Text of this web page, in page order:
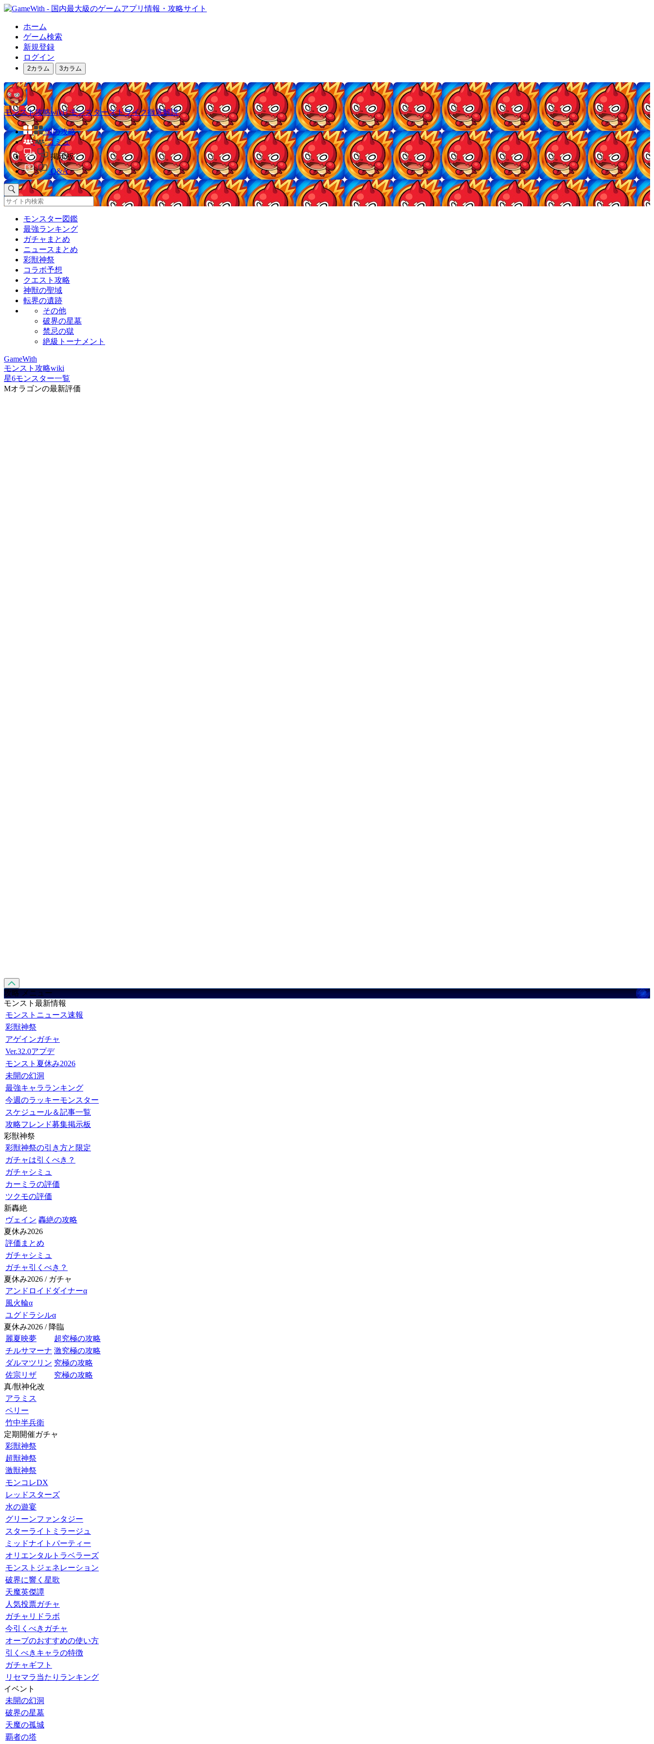
ホーム
ゲーム検索
新規登録
ログイン
2カラム 3カラム
モンスト攻略wiki | モンスターストライク徹底解説
他の攻略
コミュ
掲示板
Q&A
モンスター図鑑
最強ランキング
ガチャまとめ
ニュースまとめ
彩獣神祭
コラボ予想
クエスト攻略
神獣の聖域
転界の遺跡
その他
破界の星墓
禁忌の獄
絶級トーナメント
GameWith
モンスト攻略wiki
星6モンスター一覧
Mオラゴンの最新評価
攻略 メニュー
モンスト最新情報
モンストニュース速報
彩獣神祭
アゲインガチャ
Ver.32.0アプデ
モンスト夏休み2026
未開の幻洞
最強キャラランキング
今週のラッキーモンスター
スケジュール＆記事一覧
攻略フレンド募集掲示板
彩獣神祭
彩獣神祭の引き方と限定
ガチャは引くべき？
ガチャシミュ
カーミラの評価
ツクモの評価
新轟絶
ヴェイン 轟絶の攻略
夏休み2026
評価まとめ
ガチャシミュ
ガチャ引くべき？
夏休み2026 / ガチャ
アンドロイドダイナーα
風火輪α
ユグドラシルα
夏休み2026 / 降臨
麗夏映夢
超究極の攻略
チルサマーナ 激究極の攻略
ダルマツリン 究極の攻略
佐宗リザ
究極の攻略
真/獣神化改
アラミス
ペリー
竹中半兵衛
定期開催ガチャ
彩獣神祭
超獣神祭
激獣神祭
モンコレDX
レッドスターズ
水の遊宴
グリーンファンタジー
スターライトミラージュ
ミッドナイトパーティー
オリエンタルトラベラーズ
モンストジェネレーション
破界に響く星歌
天魔英傑譚
人気投票ガチャ
ガチャリドラボ
今引くべきガチャ
オーブのおすすめの使い方
引くべきキャラの特徴
ガチャギフト
リセマラ当たりランキング
イベント
未開の幻洞
破界の星墓
天魔の孤城
覇者の塔